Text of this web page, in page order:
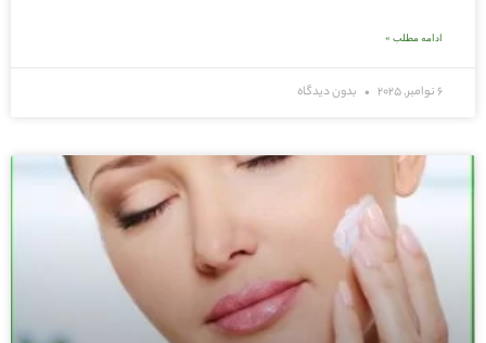
ادامه مطلب »
6 نوامبر, 2025 بدون دیدگاه